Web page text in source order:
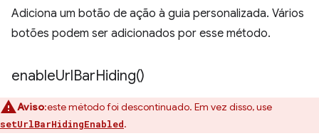
Adiciona um botão de ação à guia personalizada. Vários
botões podem ser adicionados por esse método.
enableUrlBarHiding()
Aviso:este método foi descontinuado. Em vez disso, use
setUrlBarHidingEnabled.